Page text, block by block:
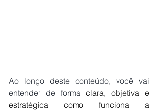
Ao longo deste conteúdo, você vai
entender de forma clara, objetiva e
estratégica como funciona a